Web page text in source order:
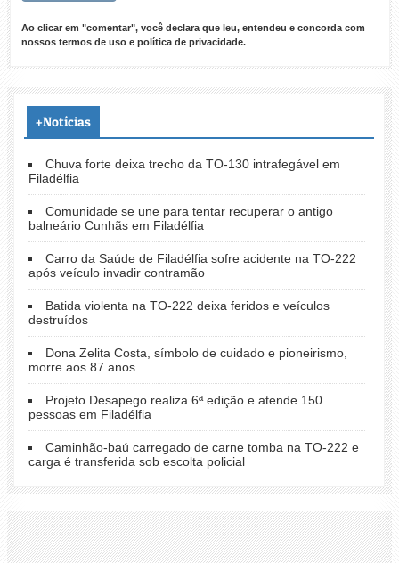
Ao clicar em "comentar", você declara que leu, entendeu e concorda com
nossos termos de usoe política de privacidade.
+Notícias
Chuva forte deixa trecho da TO-130 intrafegável em
Filadélfia
Comunidade se une para tentar recuperar o antigo
balneário Cunhãs em Filadélfia
Carro da Saúde de Filadélfia sofre acidente na TO-222
após veículo invadir contramão
Batida violenta na TO-222 deixa feridos e veículos
destruídos
Dona Zelita Costa, símbolo de cuidado e pioneirismo,
morre aos 87 anos
Projeto Desapego realiza 6ª edição e atende 150
pessoas em Filadélfia
Caminhão-baú carregado de carne tomba na TO-222 e
carga é transferida sob escolta policial